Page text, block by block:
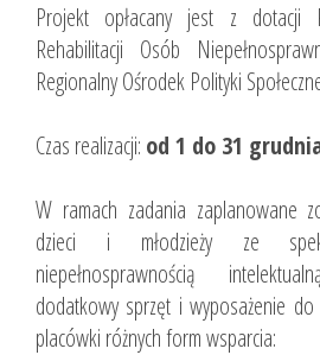
Projekt opłacany jest z dotacji
Rehabilitacji Osób
Regionalny Ośrodek Polityki
Czas realizacji: od 1 do 31
W ramach zadania zaplanowane
dzieci i młodzieży ze
niepełnosprawnością
dodatkowy sprzęt i wyposażenie
placówki różnych form wsparcia: